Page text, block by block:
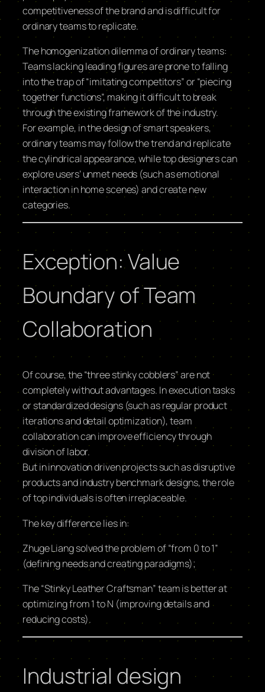
competitiveness of the brand and is difficult for
ordinary teams to replicate.
The homogenization dilemma of ordinary teams:
Teams lacking leading figures are prone to falling
into the trap of “imitating competitors” or “piecing
together functions”, making it difficult to break
through the existing framework of the industry.
For example, in the design of smart speakers,
ordinary teams may follow the trend and replicate
the cylindrical appearance, while top designers can
explore users’ unmet needs (such as emotional
interaction in home scenes) and create new
categories.
Exception: Value
Boundary of Team
Collaboration
Of course, the “three stinky cobblers” are not
completely without advantages. In execution tasks
or standardized designs (such as regular product
iterations and detail optimization), team
collaboration can improve efficiency through
division of labor.
But in innovation driven projects such as disruptive
products and industry benchmark designs, the role
of top individuals is often irreplaceable.
The key difference lies in:
Zhuge Liang solved the problem of “from 0 to 1”
(defining needs and creating paradigms);
The “Stinky Leather Craftsman” team is better at
optimizing from 1 to N (improving details and
reducing costs).
Industrial design